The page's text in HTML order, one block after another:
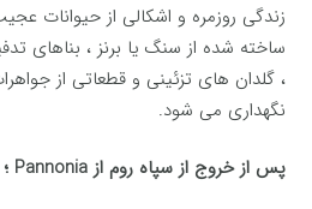
زندگی روزمره و اشکالی از
ساخته شده از سنگ یا برنز ، بناهای
، گلدان های تزئینی و قطعاتی از
نگهداری می شود.
پس از خروج از سپاه روم از Pannonia ؛